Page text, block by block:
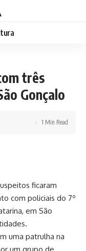
três
Gonçalo
1 Min Read
ficaram
com policiais do 7º
em São
uma patrulha na